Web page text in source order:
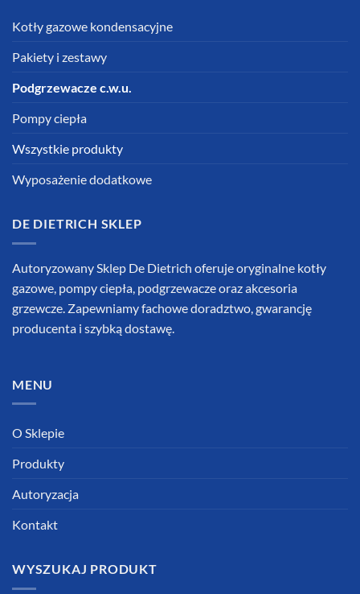
Kotły gazowe kondensacyjne
Pakiety i zestawy
Podgrzewacze c.w.u.
Pompy ciepła
Wszystkie produkty
Wyposażenie dodatkowe
DE DIETRICH SKLEP
Autoryzowany Sklep De Dietrich oferuje oryginalne kotły
gazowe, pompy ciepła, podgrzewacze oraz akcesoria
grzewcze. Zapewniamy fachowe doradztwo, gwarancję
producenta i szybką dostawę.
MENU
O Sklepie
Produkty
Autoryzacja
Kontakt
WYSZUKAJ PRODUKT